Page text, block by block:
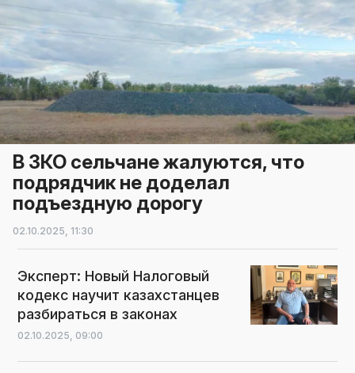
В ЗКО сельчане жалуются, что
подрядчик не доделал
подъездную дорогу
02.10.2025, 11:30
Эксперт: Новый Налоговый
кодекс научит казахстанцев
разбираться в законах
02.10.2025, 09:00